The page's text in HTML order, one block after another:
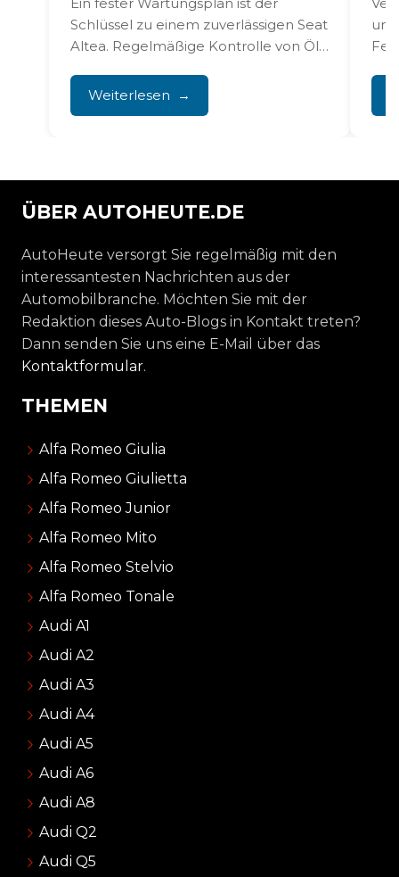
Schlüssel zu einem zuverlässigen Seat
Altea. Regelmäßige Kontrolle von Öl,
verhindert,...
Weiterlesen
ÜBER AUTOHEUTE.DE
AutoHeute versorgt Sie regelmäßig mit den
interessantesten Nachrichten aus der
Automobilbranche. Möchten Sie mit der
Redaktion dieses Auto-Blogs in Kontakt treten?
Dann senden Sie uns eine E-Mail über das
Kontaktformular.
THEMEN
Alfa Romeo Giulia
Alfa Romeo Giulietta
Alfa Romeo Junior
Alfa Romeo Mito
Alfa Romeo Stelvio
Alfa Romeo Tonale
Audi A1
Audi A2
Audi A3
Audi A4
Audi A5
Audi A6
Audi A8
Audi Q2
Audi Q5